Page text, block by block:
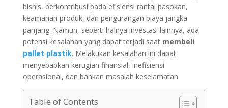
bisnis, berkontribusi pada efisiensi rantai pasokan,
keamanan produk, dan pengurangan biaya jangka
panjang. Namun, seperti halnya investasi lainnya, ada
potensi kesalahan yang dapat terjadi saat membeli
pallet plastik. Melakukan kesalahan ini dapat
menyebabkan kerugian finansial, inefisiensi
operasional, dan bahkan masalah keselamatan.
Table of Contents